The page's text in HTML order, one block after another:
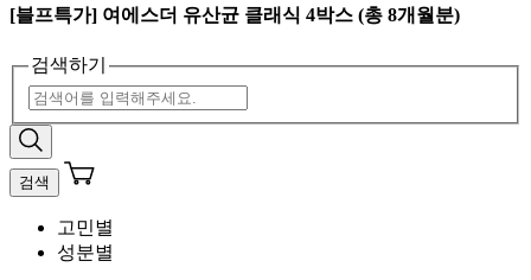
[블프특가] 여에스더 유산균 클래식 4박스 (총 8개월분)
검색하기
검색
고민별
성분별